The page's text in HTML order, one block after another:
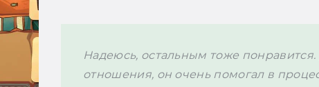
Надеюсь, остальным тоже